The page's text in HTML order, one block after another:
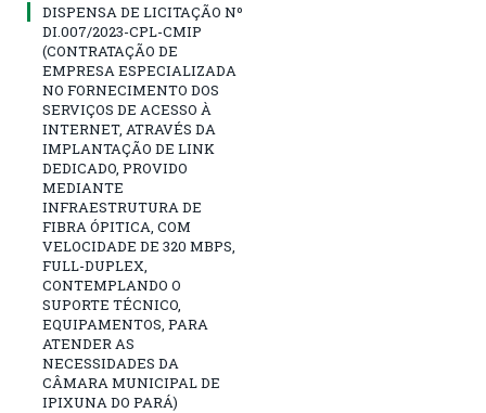
DISPENSA DE LICITAÇÃO Nº
DI.007/2023-CPL-CMIP
(CONTRATAÇÃO DE
EMPRESA ESPECIALIZADA
NO FORNECIMENTO DOS
SERVIÇOS DE ACESSO À
INTERNET, ATRAVÉS DA
IMPLANTAÇÃO DE LINK
DEDICADO, PROVIDO
MEDIANTE
INFRAESTRUTURA DE
FIBRA ÓPITICA, COM
VELOCIDADE DE 320 MBPS,
FULL-DUPLEX,
CONTEMPLANDO O
SUPORTE TÉCNICO,
EQUIPAMENTOS, PARA
ATENDER AS
NECESSIDADES DA
CÂMARA MUNICIPAL DE
IPIXUNA DO PARÁ)